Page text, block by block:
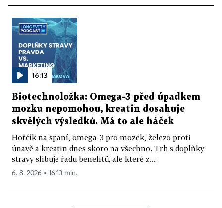
16:13
Biotechnoložka: Omega-3 před úpadkem
mozku nepomohou, kreatin dosahuje
skvělých výsledků. Má to ale háček
Hořčík na spaní, omega-3 pro mozek, železo proti
únavě a kreatin dnes skoro na všechno. Trh s doplňky
stravy slibuje řadu benefitů, ale které z...
6. 8. 2026 ▪ 16:13 min.